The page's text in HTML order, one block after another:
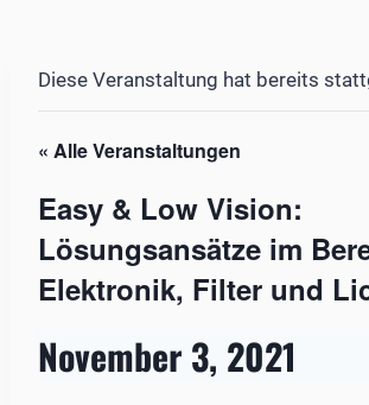
Diese Veranstaltung hat bereits
« Alle Veranstaltungen
Easy & Low Vision:
Lösungsansätze im
Elektronik, Filter und
November 3, 2021